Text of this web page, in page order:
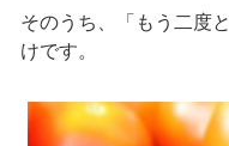
そのうち、「もう二度
けです。